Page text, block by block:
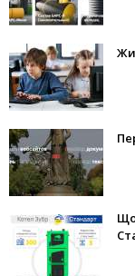
Що